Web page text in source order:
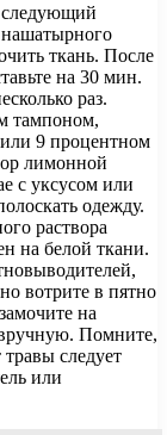
следующий
ткань. После
на 30 мин.
раз.
тампоном,
9 процентном
лимонной
с уксусом или
одежду.
раствора
на белой ткани.
вотрите в пятно
на
Помните,
следует
или